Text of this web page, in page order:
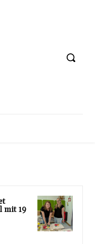
mit 19